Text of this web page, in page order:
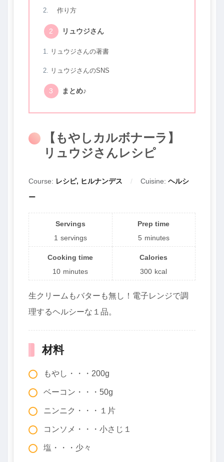
作り方
リュウジさん
リュウジさんの著書
リュウジさんのSNS
まとめ♪
【もやしカルボナーラ】
リュウジさんレシピ
Course: レシピ, ヒルナンデス Cuisine: ヘルシ
ー
Servings
1 servings
Prep time
5 minutes
Cooking time
10 minutes
Calories
300 kcal
生クリームもバターも無し！電子レンジで調
理するヘルシーな１品。
材料
もやし・・・200g
ベーコン・・・50g
ニンニク・・・１片
コンソメ・・・小さじ１
塩・・・少々